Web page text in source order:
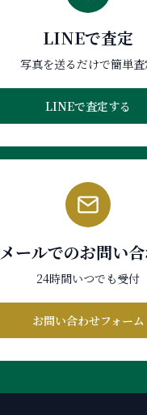
LINEで査定
写真を送るだけで簡単査
LINEで査定する
メールでのお問い
24時間いつでも受付
お問い合わせフォーム